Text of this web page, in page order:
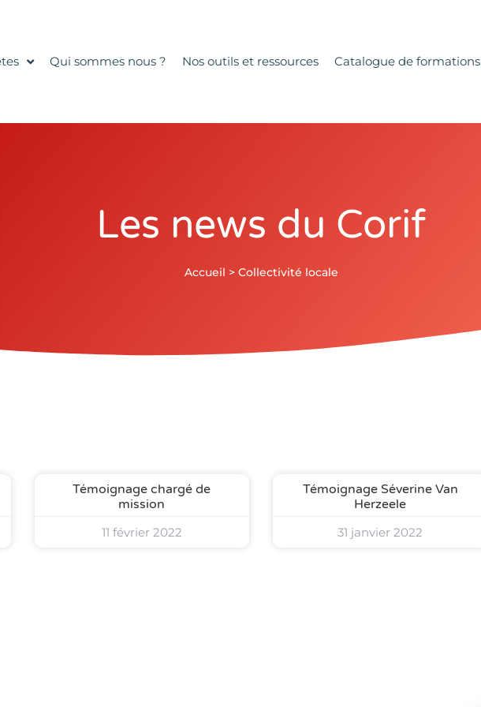
Qui sommes nous ? Nos outils et ressources Catalogue de formations
Les news du Corif
Accueil > Collectivité locale
Témoignage chargé de
mission
11 février 2022
Témoignage Séverine Van
Herzeele
31 janvier 2022